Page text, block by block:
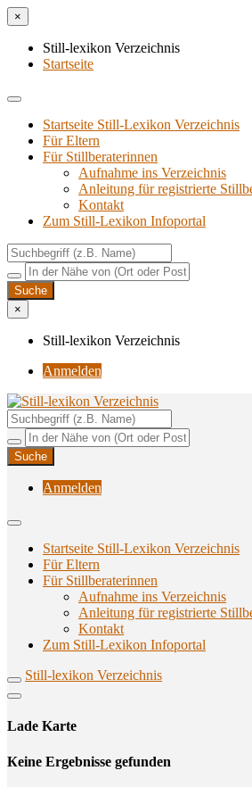
×
Still-lexikon Verzeichnis
Startseite
Startseite Still-Lexikon Verzeichnis
Für Eltern
Für Stillberaterinnen
Aufnahme ins Verzeichnis
Anlei­tung für regis­trier­te
Kon­takt
Zum Still-Lexikon Infoportal
×
Still-lexikon Verzeichnis
Anmelden
Still-lexikon Verzeichnis
Unterstützungsangebote rund ums Stillen
Anmelden
Startseite Still-Lexikon Verzeichnis
Für Eltern
Für Stillberaterinnen
Aufnahme ins Verzeichnis
Anlei­tung für regis­trier­te
Kon­takt
Zum Still-Lexikon Infoportal
Still-lexikon Verzeichnis
Lade Karte
Кeine Ergebnisse gefunden